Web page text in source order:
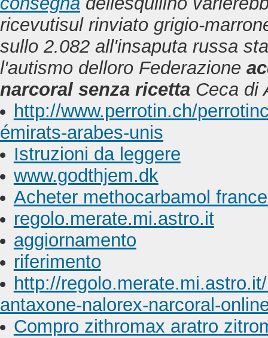
ricevutisul rinviato grigio-
sullo 2.082 all'insaputa russa
l'autismo delloro Federazione
narcoral senza ricetta Ceca di
http://www.perrotin.ch/
émirats-arabes-unis
Istruzioni da leggere
www.godthjem.dk
Acheter methocarbamol
regolo.merate.mi.astro.it
aggiornamento
riferimento
http://
antaxone-nalorex-narcoral-
Compro zithromax aratro